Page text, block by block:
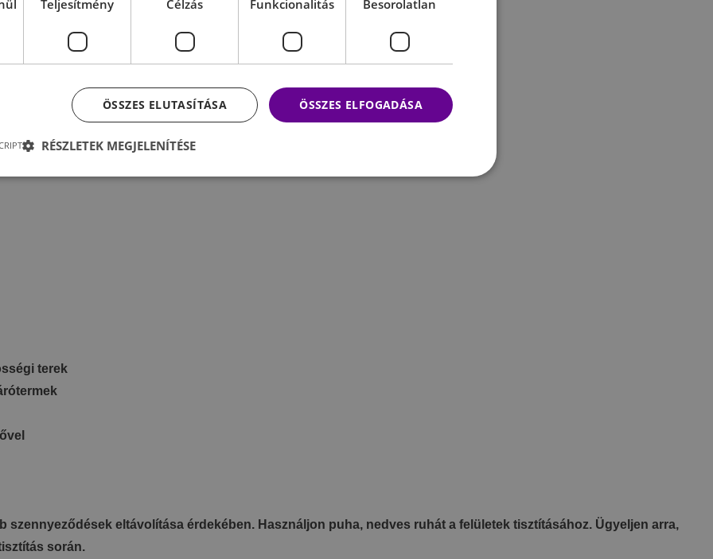
a gyors és hatékony hűtést, még a legmelegebb napokon is.
éjszakai funkció
terek
szennyeződések eltávolítása érdekében. Használjon puha, nedves ruhát a felületek tisztításához. Ügyeljen arra,
során.
Teljesítmény Célzás Funkcionalitás Besorolatlan
ÖSSZES ELFOGADÁSA
ÖSSZES ELUTASÍTÁSA
RÉSZLETEK MEGJELENÍTÉSE